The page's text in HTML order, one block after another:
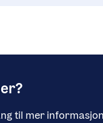
til mer